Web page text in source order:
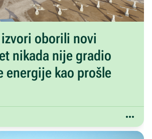
oborili novi
nikada nije gradio
energije kao prošle